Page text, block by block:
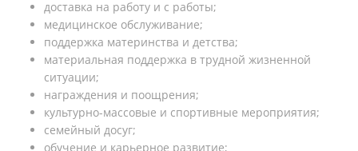
доставка на работу и с работы;
медицинское обслуживание;
поддержка материнства и детства;
материальная поддержка в трудной жизненной
ситуации;
награждения и поощрения;
культурно-массовые и спортивные мероприятия;
семейный досуг;
обучение и карьерное развитие;